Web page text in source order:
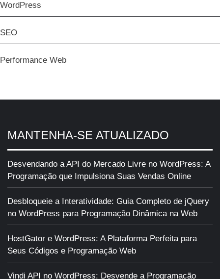
WordPress
SEO
Performance Web
MANTENHA-SE ATUALIZADO
Desvendando a API do Mercado Livre no WordPress: A
Programação que Impulsiona Suas Vendas Online
Desbloqueie a Interatividade: Guia Completo de jQuery
no WordPress para Programação Dinâmica na Web
HostGator e WordPress: A Plataforma Perfeita para
Seus Códigos e Programação Web
Vindi API no WordPress: Desvende a Programação